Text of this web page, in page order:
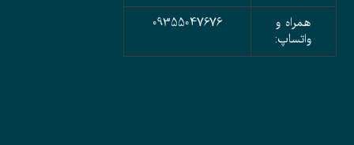
همراه و
واتساپ:
09355047676